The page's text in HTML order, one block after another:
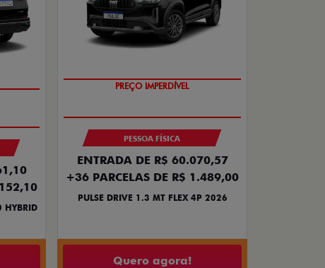
HYBRID
OPORTUNIDADE
PESSOA FÍSICA
ENTRADA DE R$ 60.070,57
+36 PARCELAS DE R$ 1.489,00
PULSE DRIVE 1.3 MT FLEX 4P 2026
Quero agora!